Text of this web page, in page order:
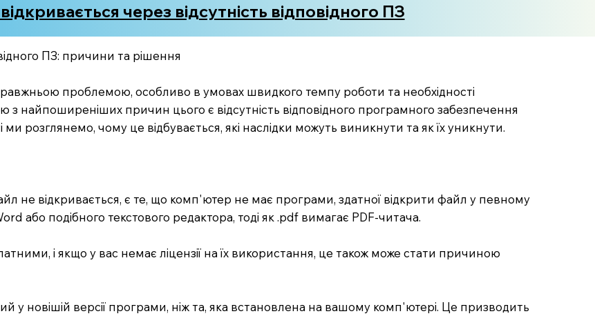
через відсутність відповідного ПЗ
ПЗ: причини та рішення
проблемою, особливо в умовах швидкого темпу роботи та необхідності
з найпоширеніших причин цього є відсутність відповідного програмного забезпечення
розглянемо, чому це відбувається, які наслідки можуть виникнути та як їх уникнути.
не відкривається, є те, що комп'ютер не має програми, здатної відкрити файл у певному
або подібного текстового редактора, тоді як .pdf вимагає PDF-читача.
і якщо у вас немає ліцензії на їх використання, це також може стати причиною
у новішій версії програми, ніж та, яка встановлена на вашому комп'ютері. Це призводить